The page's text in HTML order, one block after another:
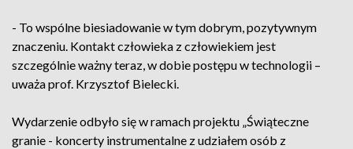
- To wspólne biesiadowanie w tym dobrym, pozytywnym
znaczeniu. Kontakt człowieka z człowiekiem jest
szczególnie ważny teraz, w dobie postępu w technologii –
uważa prof. Krzysztof Bielecki.
Wydarzenie odbyło się w ramach projektu „Świąteczne
granie - koncerty instrumentalne z udziałem osób z